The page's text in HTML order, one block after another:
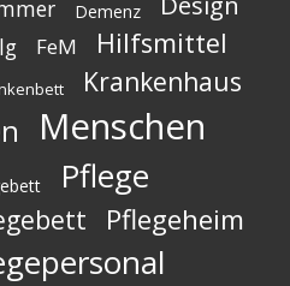
Demenz
FeM Hilfsmittel
Krankenhaus
Menschen
Pflege
Pflegeheim